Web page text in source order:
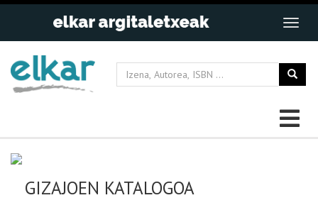
GIZAJOEN KATALOGOA